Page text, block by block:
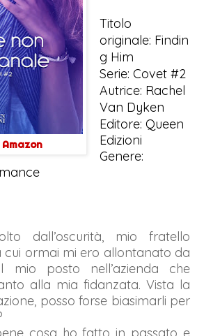
Titolo
originale: Findin
g Him
Serie: Covet #2
Autrice: Rachel
Van Dyken
Editore: Queen
Edizioni
Genere:
dall’oscurità, mio fratello
cui ormai mi ero allontanato da
posto nell’azienda che
alla mia fidanzata. Vista la
posso forse biasimarli per